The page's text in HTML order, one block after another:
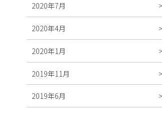
2020年7月
2020年4月
2020年1月
2019年11月
2019年6月